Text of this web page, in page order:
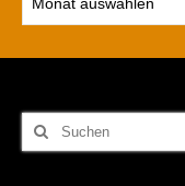
Archiv
Suchen
nach: